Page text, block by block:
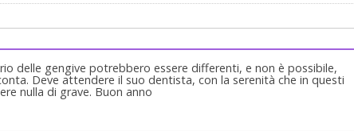
delle gengive potrebbero essere differenti, e non è possibile,
Deve attendere il suo dentista, con la serenità che in questi
nulla di grave. Buon anno